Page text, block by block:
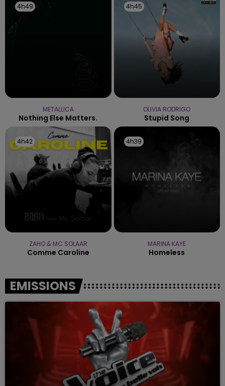
4h49
4h49
METALLICA
Nothing Else Matters.
4h45
4h45
OLIVIA RODRIGO
Stupid Song
4h42
4h42
ZAHO & MC SOLAAR
Comme Caroline
4h39
4h39
MARINA KAYE
Homeless
EMISSIONS